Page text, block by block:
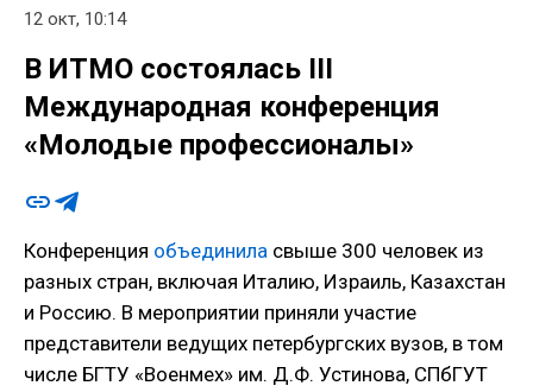
12 окт, 10:14
В ИТМО состоялась III
Международная конференция
«Молодые профессионалы»
Конференция объединила свыше 300 человек из
разных стран, включая Италию, Израиль, Казахстан
и Россию. В мероприятии приняли участие
представители ведущих петербургских вузов, в том
числе БГТУ «Военмех» им. Д.Ф. Устинова, СПбГУТ